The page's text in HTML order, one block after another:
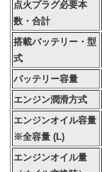
点火プラグ必要本
数・合計
搭載バッテリー・型
式
バッテリー容量
エンジン潤滑方式
エンジンオイル容量
※全容量 (L)
エンジンオイル量